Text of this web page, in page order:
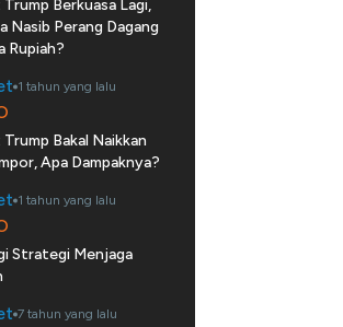
Berkuasa Lagi,
Nasib Perang Dagang
Rupiah?
1 tahun yang lalu
Bakal Naikkan
Apa Dampaknya?
1 tahun yang lalu
Strategi Menjaga
7 tahun yang lalu